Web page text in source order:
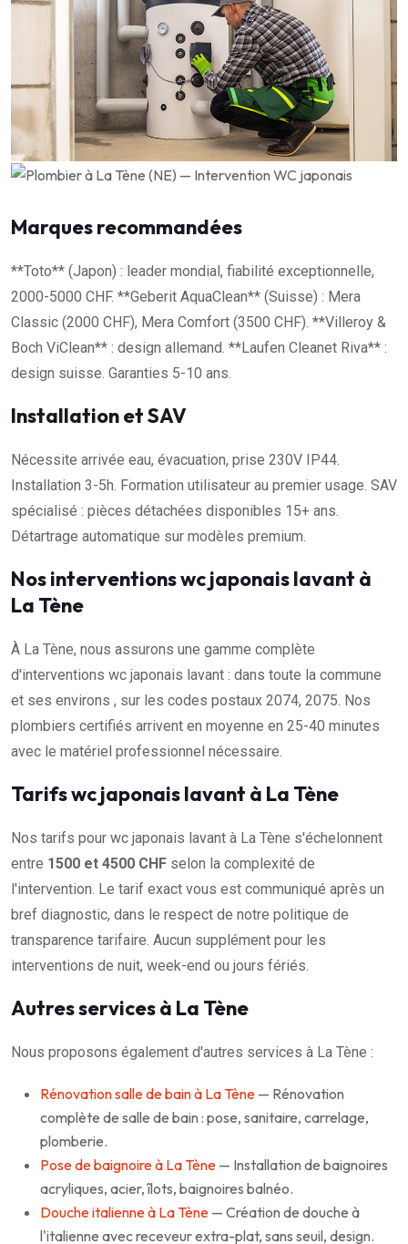
Marques recommandées
**Toto** (Japon) : leader mondial, fiabilité exceptionnelle,
2000-5000 CHF. **Geberit AquaClean** (Suisse) : Mera
Classic (2000 CHF), Mera Comfort (3500 CHF). **Villeroy &
Boch ViClean** : design allemand. **Laufen Cleanet Riva** :
design suisse. Garanties 5-10 ans.
Installation et SAV
Nécessite arrivée eau, évacuation, prise 230V IP44.
Installation 3-5h. Formation utilisateur au premier usage. SAV
spécialisé : pièces détachées disponibles 15+ ans.
Détartrage automatique sur modèles premium.
Nos interventions wc japonais lavant à
La Tène
À La Tène, nous assurons une gamme complète
d'interventions wc japonais lavant : dans toute la commune
et ses environs , sur les codes postaux 2074, 2075. Nos
plombiers certifiés arrivent en moyenne en 25-40 minutes
avec le matériel professionnel nécessaire.
Tarifs wc japonais lavant à La Tène
Nos tarifs pour wc japonais lavant à La Tène s'échelonnent
entre 1500 et 4500 CHF selon la complexité de
l'intervention. Le tarif exact vous est communiqué après un
bref diagnostic, dans le respect de notre politique de
transparence tarifaire. Aucun supplément pour les
interventions de nuit, week-end ou jours fériés.
Autres services à La Tène
Nous proposons également d'autres services à La Tène :
Rénovation salle de bain à La Tène — Rénovation
complète de salle de bain : pose, sanitaire, carrelage,
plomberie.
Pose de baignoire à La Tène — Installation de baignoires
acryliques, acier, îlots, baignoires balnéo.
Douche italienne à La Tène — Création de douche à
l'italienne avec receveur extra-plat, sans seuil, design.